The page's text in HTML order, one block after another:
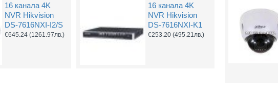
Hot Hot
16 канала 4K
NVR Hikvision
DS-7616NXI-I2/S
€645.24 (1261.97лв.)
16 канала 4K
NVR Hikvision
DS-7616NXI-K1
€253.20 (495.21лв.)